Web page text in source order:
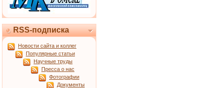
RSS-подписка
Новости сайта и коллег
Популярные статьи
Научные труды
Пресса о нас
Фотографии
Документы